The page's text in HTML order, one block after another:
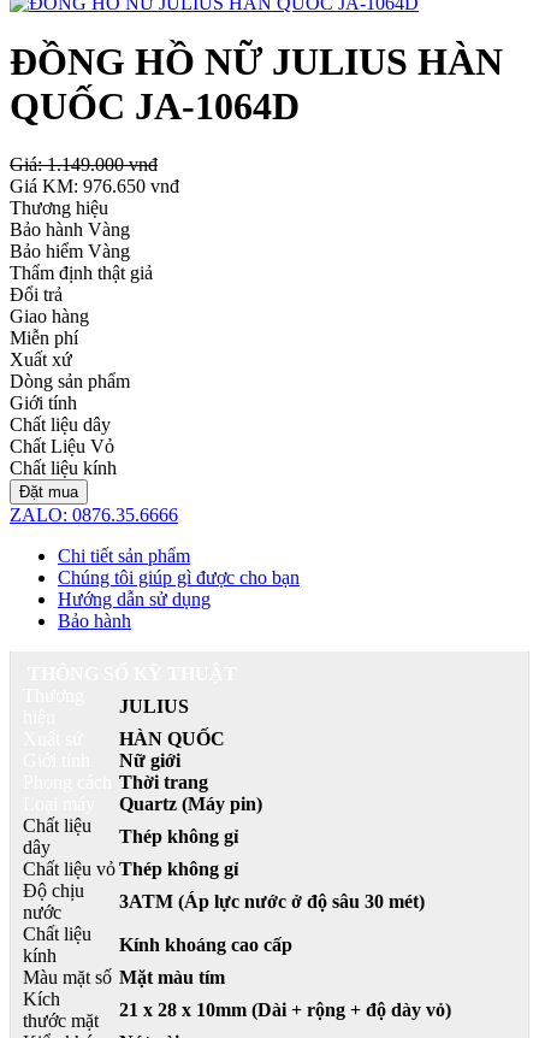
ĐỒNG HỒ NỮ JULIUS HÀN
QUỐC JA-1064D
Giá:1.149.000 vnđ
Giá KM: 976.650 vnđ
Thương hiệu
Bảo hành Vàng
Bảo hiểm Vàng
Thẩm định thật giả
Đổi trả
Giao hàng
Miễn phí
Xuất xứ
Dòng sản phẩm
Giới tính
Chất liệu dây
Chất Liệu Vỏ
Chất liệu kính
Đặt mua
ZALO: 0876.35.6666
Chi tiết sản phẩm
Chúng tôi giúp gì được cho bạn
Hướng dẫn sử dụng
Bảo hành
JULIUS
HÀN QUỐC
Nữ giới
Thời trang
Quartz (Máy pin)
Chất liệu
dây
Thép không gỉ
Chất liệu vỏThép không gỉ
Độ chịu
nước
3ATM (Áp lực nước ở độ sâu 30 mét)
Chất liệu
kính
Kính khoáng cao cấp
Màu mặt số Mặt màu tím
Kích
thước mặt
21 x 28 x 10mm (Dài + rộng + độ dày vỏ)